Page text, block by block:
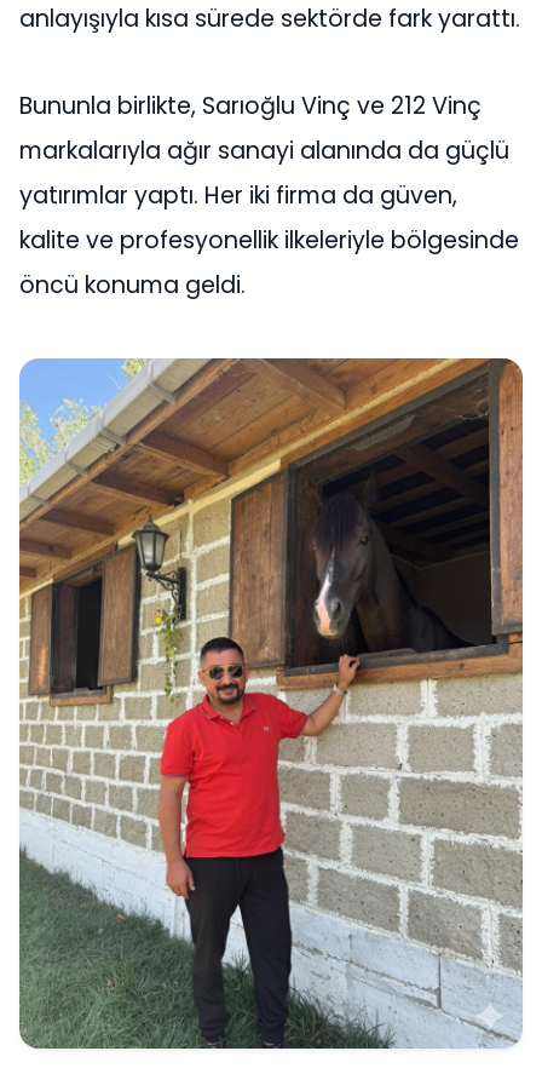
anlayışıyla kısa sürede sektörde fark yarattı.
Bununla birlikte, Sarıoğlu Vinç ve 212 Vinç
markalarıyla ağır sanayi alanında da güçlü
yatırımlar yaptı. Her iki firma da güven,
kalite ve profesyonellik ilkeleriyle bölgesinde
öncü konuma geldi.